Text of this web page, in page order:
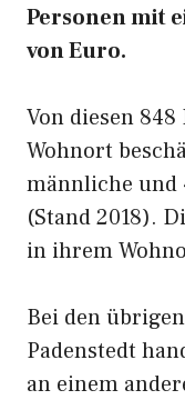
Personen mit
von Euro.
Von diesen
Wohnort
männliche und
(Stand 2018).
in ihrem
Bei den
Padenstedt
an einem